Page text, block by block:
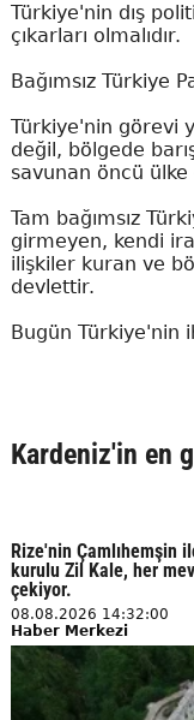
Türkiye'nin dış
çıkarları olmalıdır.
Bağımsız Türkiye
Türkiye'nin görevi
değil, bölgede
savunan öncü ülke
Tam bağımsız
girmeyen, kendi
ilişkiler kuran ve
devlettir.
Bugün Türkiye'nin
Kardeniz'in en
Rize'nin Çamlıhemşin
kurulu Zil Kale, her
çekiyor.
08.08.2026 14:32:00
Haber Merkezi